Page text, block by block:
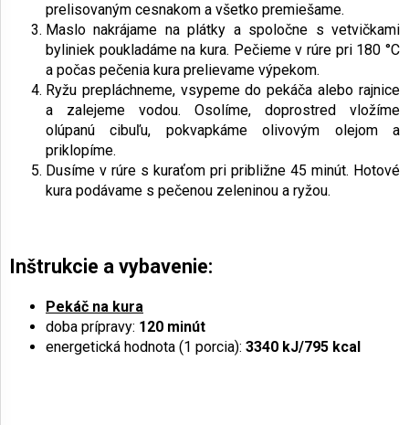
prelisovaným cesnakom a všetko premiešame.
Maslo nakrájame na plátky a spoločne s vetvičkami
byliniek poukladáme na kura. Pečieme v rúre pri 180 °C
a počas pečenia kura prelievame výpekom.
Ryžu prepláchneme, vsypeme do pekáča alebo rajnice
a zalejeme vodou. Osolíme, doprostred vložíme
olúpanú cibuľu, pokvapkáme olivovým olejom a
priklopíme.
Dusíme v rúre s kuraťom pri približne 45 minút. Hotové
kura podávame s pečenou zeleninou a ryžou.
Inštrukcie a vybavenie:
Pekáč na kura
doba prípravy: 120 minút
energetická hodnota (1 porcia): 3340 kJ/795 kcal